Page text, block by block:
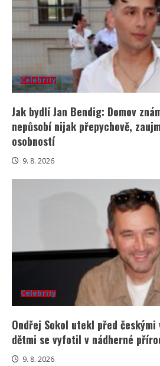
Celebrity
Jak bydlí Jan Bendig: Domov
nepůsobí nijak přepychově,
osobností
9. 8. 2026
Celebrity
Ondřej Sokol utekl před českými
dětmi se vyfotil v nádherné
9. 8. 2026